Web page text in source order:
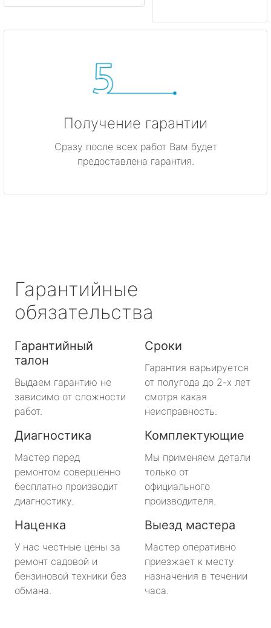
Получение гарантии
Сразу после всех работ Вам будет
предоставлена гарантия.
Гарантийные
обязательства
Гарантийный
талон
Выдаем гарантию не
зависимо от сложности
работ.
Сроки
Гарантия варьируется
от полугода до 2-х лет
смотря какая
неисправность.
Диагностика
Мастер перед
ремонтом совершенно
бесплатно производит
диагностику.
Комплектующие
Мы применяем детали
только от
официального
производителя.
Наценка
У нас честные цены за
ремонт садовой и
бензиновой техники без
обмана.
Выезд мастера
Мастер оперативно
приезжает к месту
назначения в течении
часа.